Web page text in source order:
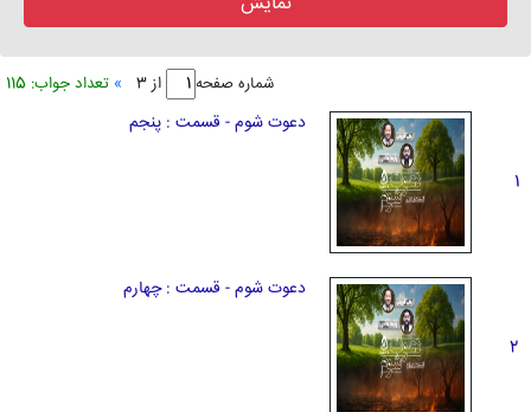
شماره صفحه از 3
»تعداد جواب: 115
1
دعوت شوم - قسمت : پنجم
2
دعوت شوم - قسمت : چهارم